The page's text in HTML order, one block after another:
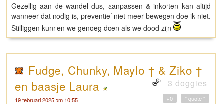
Gezellig aan de wandel dus, aanpassen & inkorten kan altijd
wanneer dat nodig is, preventief niet meer bewegen doe ik niet.
Stilliggen kunnen we genoeg doen als we dood zijn
Fudge, Chunky, Maylo † & Ziko †
en baasje Laura
3 doggies
19 februari 2025 om 10:55 " quote "
+0